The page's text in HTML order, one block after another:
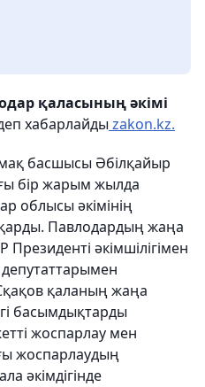
қаласының әкімі
хабарлайды zakon.kz.
басшысы Әбілқайыр
бір жарым жылда
облысы әкімінің
Павлодардың жаңа
Президенті әкімшілігімен
депутаттарымен
қаланың жаңа
басымдықтарды
жоспарлау мен
жоспарлаудың
әкімдігінде